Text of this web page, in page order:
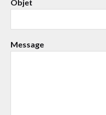
Objet
Message